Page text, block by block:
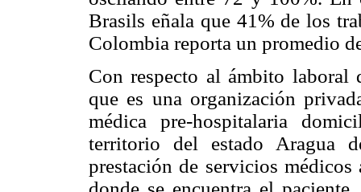
Brasils eñala que 41% de los
Colombia reporta un promedio
Con respecto al ámbito laboral
que es una organización
médica pre-hospitalaria
territorio del estado Aragua
prestación de servicios